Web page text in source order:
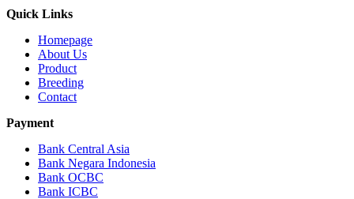
Quick Links
Homepage
About Us
Product
Breeding
Contact
Payment
Bank Central Asia
Bank Negara Indonesia
Bank OCBC
Bank ICBC